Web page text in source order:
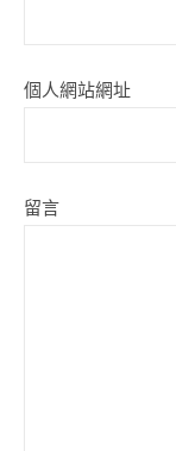
個人網站網址
留言